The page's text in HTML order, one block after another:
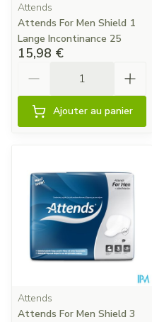
Attends
Attends For Men Shield 1
Lange Incontinance 25
15,98 €
Ajouter au panier
Attends
Attends For Men Shield 3